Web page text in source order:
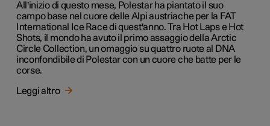
All'inizio di questo mese, Polestar ha piantato il suo
campo base nel cuore delle Alpi austriache per la FAT
International Ice Race di quest'anno. Tra Hot Laps e Hot
Shots, il mondo ha avuto il primo assaggio della Arctic
Circle Collection, un omaggio su quattro ruote al DNA
inconfondibile di Polestar con un cuore che batte per le
corse.
Leggi altro